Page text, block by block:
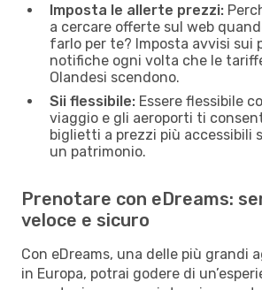
Imposta le allerte prezzi:
a cercare offerte sul web
farlo per te? Imposta avvisi sui
notifiche ogni volta che le
Olandesi scendono.
Sii flessibile: Essere flessibile
viaggio e gli aeroporti ti
biglietti a prezzi più accessibili
un patrimonio.
Prenotare con eDreams:
veloce e sicuro
Con eDreams, una delle più grandi
in Europa, potrai godere di